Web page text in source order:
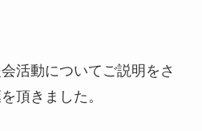
活動についてご説明をさ
頂きました。